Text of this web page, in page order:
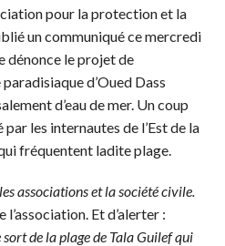
pour la protection et la
un communiqué ce mercredi
dénonce le projet de
d’Oued Dass
d’eau de mer. Un coup
les internautes de l’Est de la
fréquentent ladite plage.
associations et la société civile.
l’association. Et d’alerter :
de la plage de Tala Guilef qui